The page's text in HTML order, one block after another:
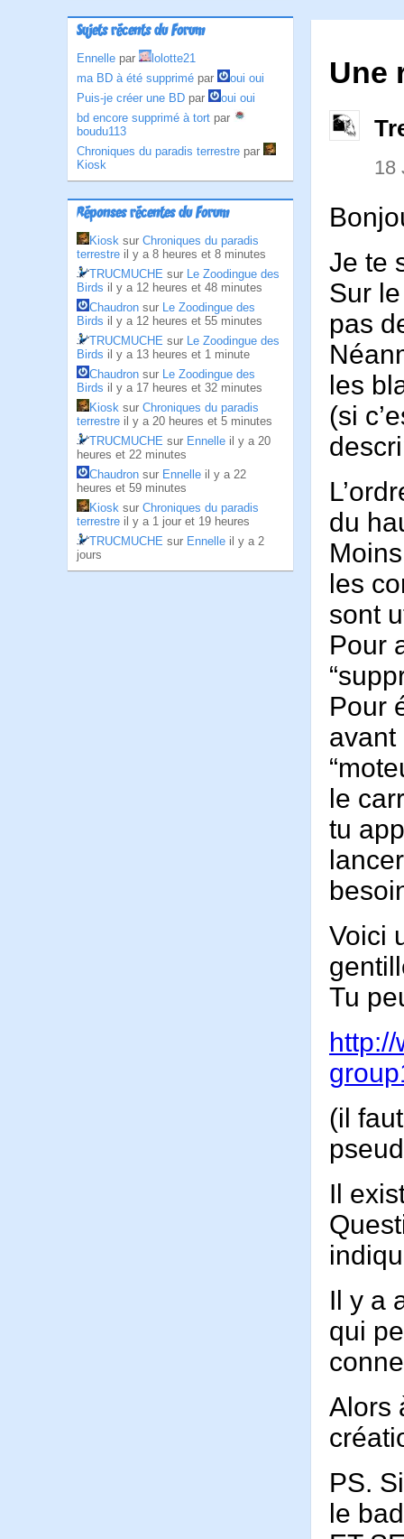
Sujets récents du Forum
Ennelle par
lolotte21
ma BD à été supprimé par
oui oui
Puis-je créer une BD par
oui oui
bd encore supprimé à tort par
boudu113
Chroniques du paradis terrestre par
Kiosk
Réponses récentes du Forum
Kiosk sur Chroniques du paradis
terrestre il y a 8 heures et 8 minutes
TRUCMUCHE sur Le Zoodingue des
Birds il y a 12 heures et 48 minutes
Chaudron sur Le Zoodingue des
Birds il y a 12 heures et 55 minutes
TRUCMUCHE sur Le Zoodingue des
Birds il y a 13 heures et 1 minute
Chaudron sur Le Zoodingue des
Birds il y a 17 heures et 32 minutes
Kiosk sur Chroniques du paradis
terrestre il y a 20 heures et 5 minutes
TRUCMUCHE sur Ennelle il y a 20
heures et 22 minutes
Chaudron sur Ennelle il y a 22
heures et 59 minutes
Kiosk sur Chroniques du paradis
terrestre il y a 1 jour et 19 heures
TRUCMUCHE sur Ennelle il y a 2
jours
Une
18
Je te
Sur
pas
les
(si
du
les
sont
Pour
Pour
avant
le
tu
Voici
Tu
(il
Il
Il y a
qui
Alors
PS.
le